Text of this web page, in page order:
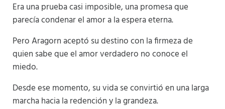
Era una prueba casi imposible, una promesa que
parecía condenar el amor a la espera eterna.
Pero Aragorn aceptó su destino con la firmeza de
quien sabe que el amor verdadero no conoce el
miedo.
Desde ese momento, su vida se convirtió en una larga
marcha hacia la redención y la grandeza.